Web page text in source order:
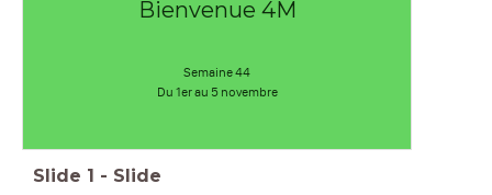
Bienvenue 4M
Semaine 44
Du 1er au 5 novembre
Slide 1 - Slide